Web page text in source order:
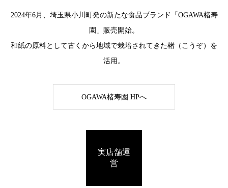
2024年6月、埼玉県小川町発の新たな食品ブランド「OGAWA楮寿
園」販売開始。
和紙の原料として古くから地域で栽培されてきた楮（こうぞ）を
活用。
OGAWA楮寿園 HPへ
実店舗運
営